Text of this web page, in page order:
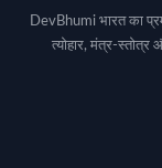
DevBhumi भारत का
त्योहार, मंत्र-स्तोत्र